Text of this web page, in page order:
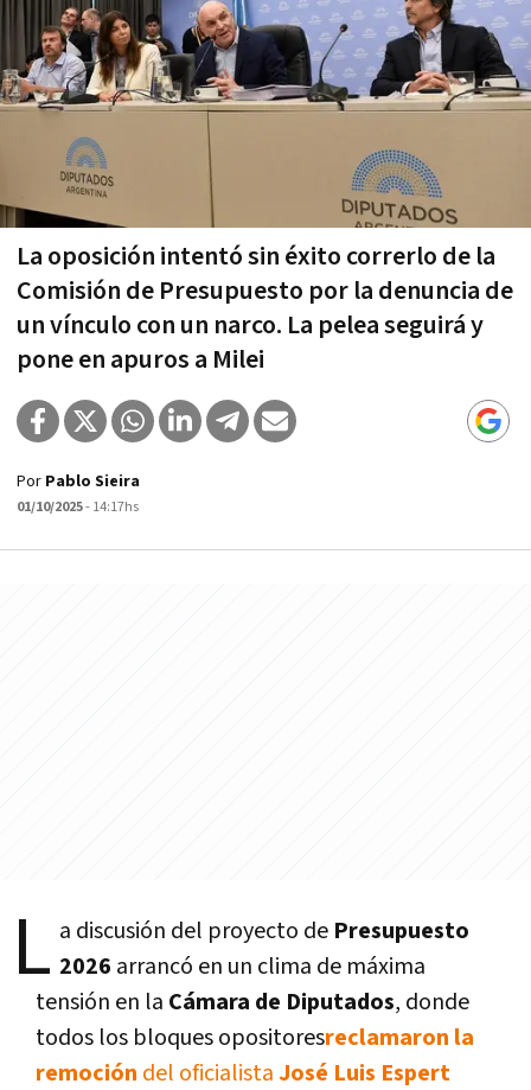
La oposición intentó sin éxito correrlo de la
Comisión de Presupuesto por la denuncia de
un vínculo con un narco. La pelea seguirá y
pone en apuros a Milei
Por Pablo Sieira
01/10/2025- 14:17hs
L a discusión del proyecto de Presupuesto
2026 arrancó en un clima de máxima
tensión en la Cámara de Diputados, donde
todos los bloques opositoresreclamaron la
remoción del oficialistaJosé Luis Espert